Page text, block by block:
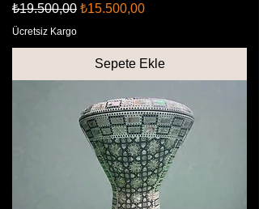
Normal Fiyat
₺19.500,00 İndirimli Fiyat
₺15.500,00
Ücretsiz Kargo
Sepete Ekle